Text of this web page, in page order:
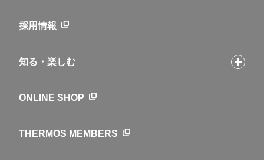
新製品一覧
カタログ
会社概要
ニュース
世界のサーモス
サーモスの歴史
採用情報
知る・楽しむ
クラブサーモス
WEBマガジン
お弁当にエールを込めて
ONLINE SHOP
THERMOS MEMBERS